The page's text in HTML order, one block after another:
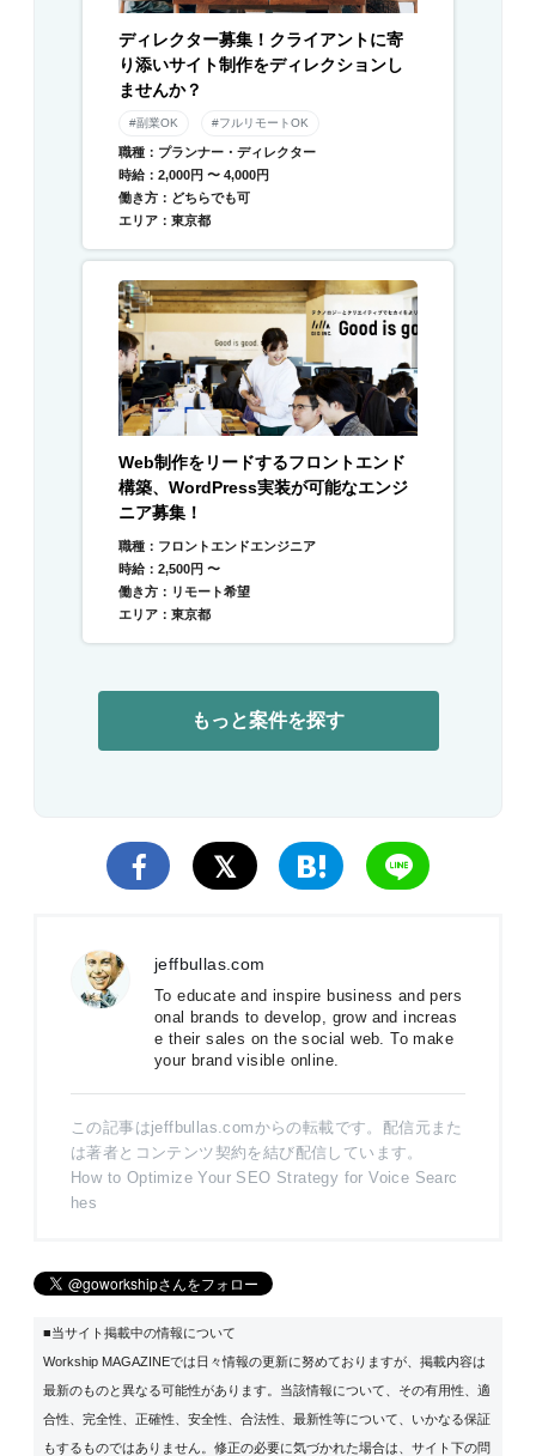
ディレクター募集！クライアントに寄
り添いサイト制作をディレクションし
ませんか？
#副業OK #フルリモートOK
職種：プランナー・ディレクター
時給：2,000円 〜 4,000円
働き方：どちらでも可
エリア：東京都
Web制作をリードするフロントエンド
構築、WordPress実装が可能なエンジ
ニア募集！
職種：フロントエンドエンジニア
時給：2,500円 〜
働き方：リモート希望
エリア：東京都
もっと案件を探す
jeffbullas.com
To educate and inspire business and pers
onal brands to develop, grow and increas
e their sales on the social web. To make
your brand visible online.
この記事はjeffbullas.comからの転載です。配信元また
は著者とコンテンツ契約を結び配信しています。
How to Optimize Your SEO Strategy for Voice Searc
hes
■当サイト掲載中の情報について
Workship MAGAZINEでは日々情報の更新に努めておりますが、掲載内容は
最新のものと異なる可能性があります。当該情報について、その有用性、適
合性、完全性、正確性、安全性、合法性、最新性等について、いかなる保証
もするものではありません。修正の必要に気づかれた場合は、サイト下の問